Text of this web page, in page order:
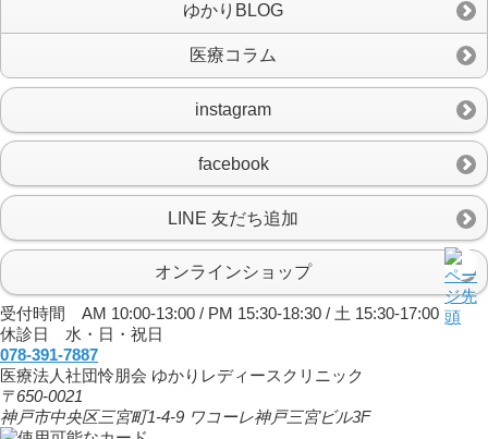
ゆかりBLOG
医療コラム
instagram
facebook
LINE 友だち追加
オンラインショップ
受付時間 AM 10:00-13:00 / PM 15:30-18:30 / 土 15:30-17:00
休診日 水・日・祝日
078-391-7887
医療法人社団怜朋会 ゆかりレディースクリニック
〒650-0021
神戸市中央区三宮町1-4-9 ワコーレ神戸三宮ビル3F